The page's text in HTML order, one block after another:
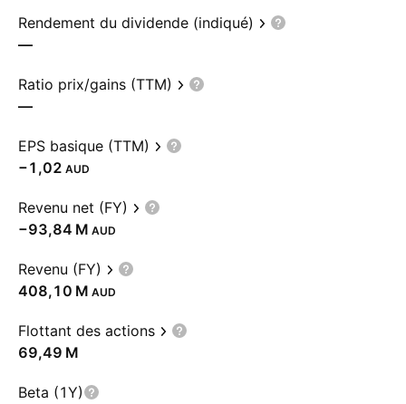
Rendement du dividende (indiqué)
—
Ratio prix/gains (TTM)
—
EPS basique (TTM)
−1,02 AUD
Revenu net (FY)
‪−93,84 M‬ AUD
Revenu (FY)
‪408,10 M‬ AUD
Flottant des actions
‪69,49 M‬
Beta (1Y)